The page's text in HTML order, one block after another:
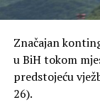
Značajan
u BiH tokom
predstojeću
26).